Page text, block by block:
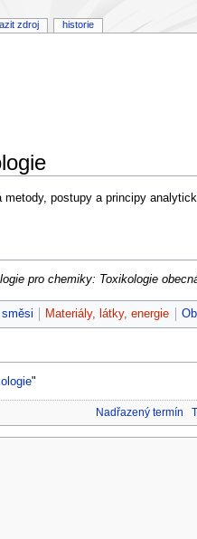
postupy a principy
pro chemiky: Toxikologie
Materiály, látky, energie
"
Nadřazený termín
zdroj historie